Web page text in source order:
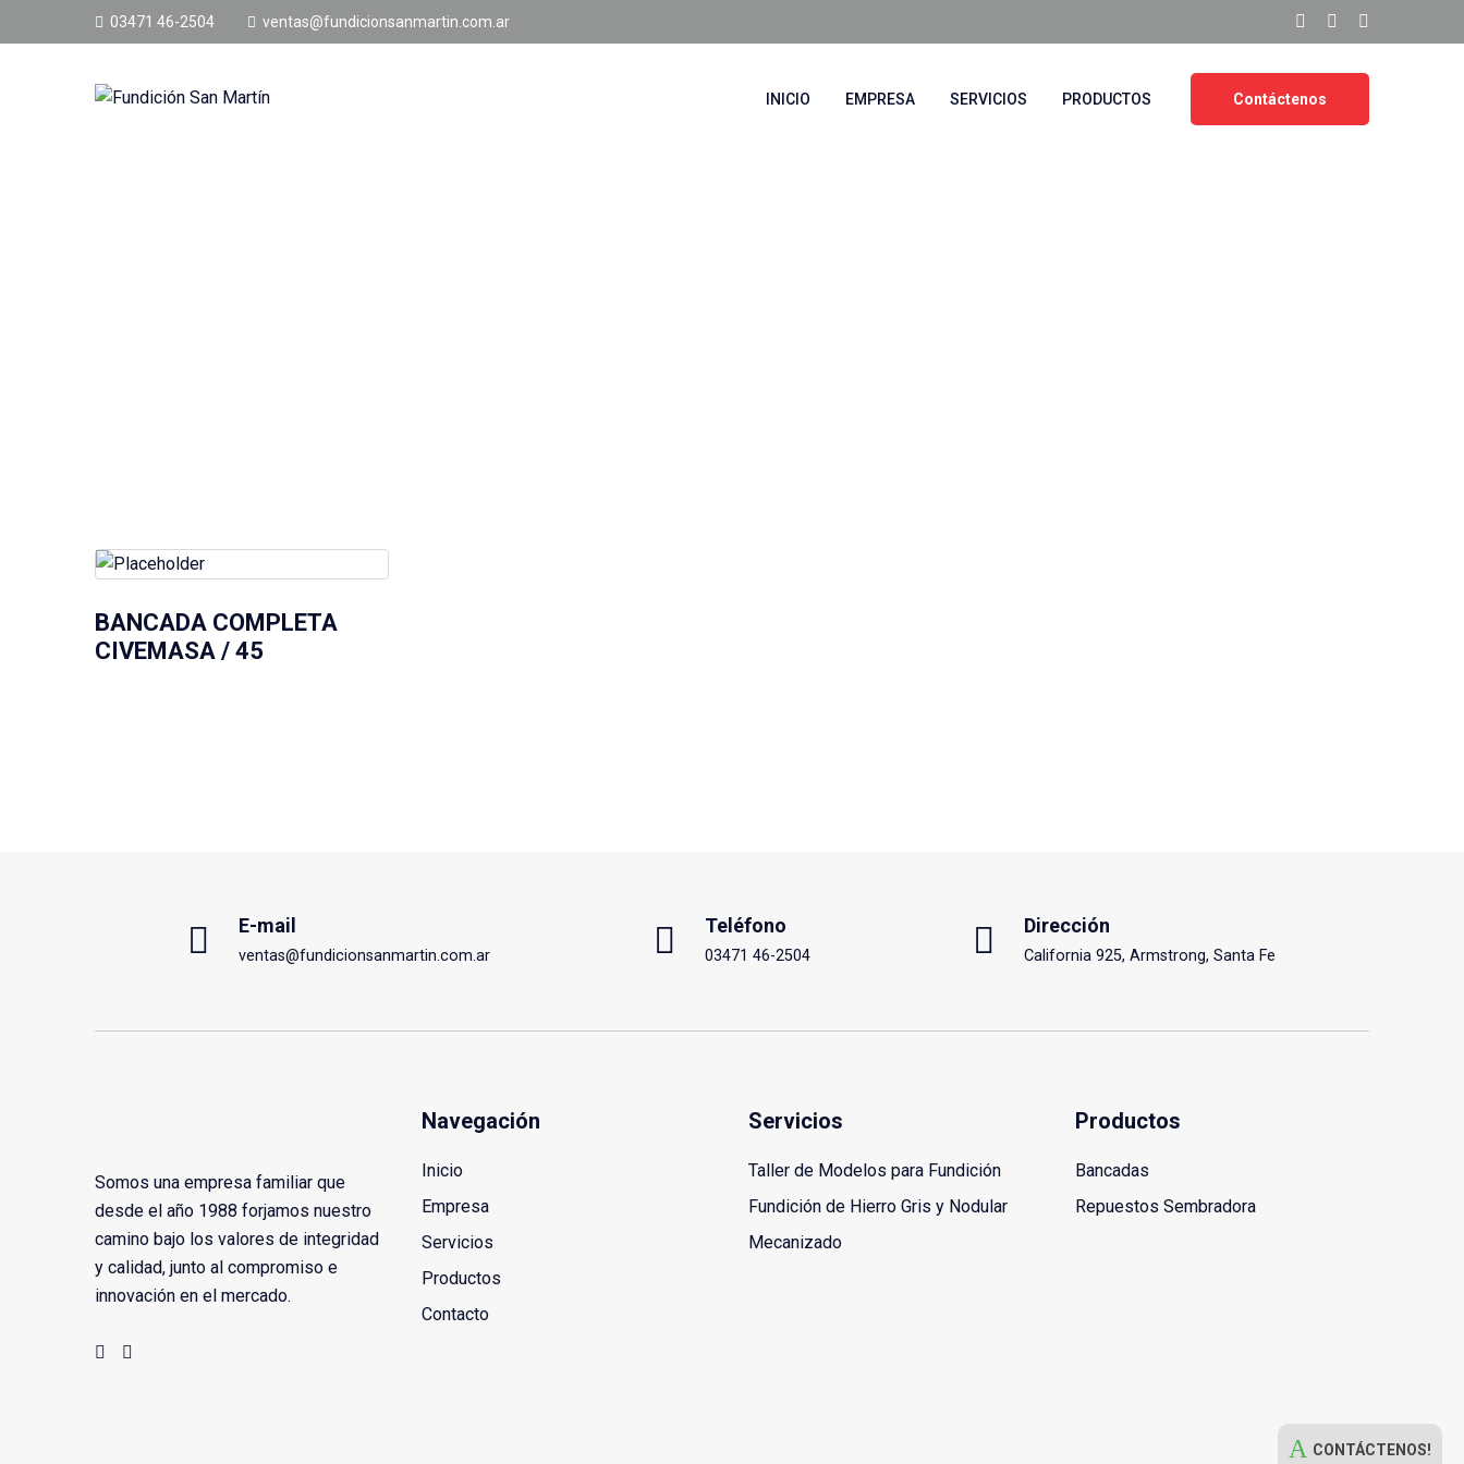
03471 46-2504 ventas@fundicionsanmartin.com.ar
Contáctenos
INICIO EMPRESA SERVICIOS PRODUCTOS
BANCADA COMPLETA
CIVEMASA / 45
E-mail
ventas@fundicionsanmartin.com.ar
Teléfono
03471 46-2504
Dirección
California 925, Armstrong, Santa Fe
Somos una empresa familiar que
desde el año 1988 forjamos nuestro
camino bajo los valores de integridad
y calidad, junto al compromiso e
innovación en el mercado.
Navegación
Inicio
Empresa
Servicios
Productos
Contacto
Servicios
Taller de Modelos para Fundición
Fundición de Hierro Gris y Nodular
Mecanizado
Productos
Bancadas
Repuestos Sembradora
CONTÁCTENOS!